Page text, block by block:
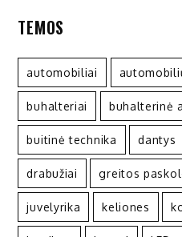
TEMOS
automobiliai
buhalteriai buhalterinė
buitinė technika dantys
drabužiai greitos
juvelyrika keliones